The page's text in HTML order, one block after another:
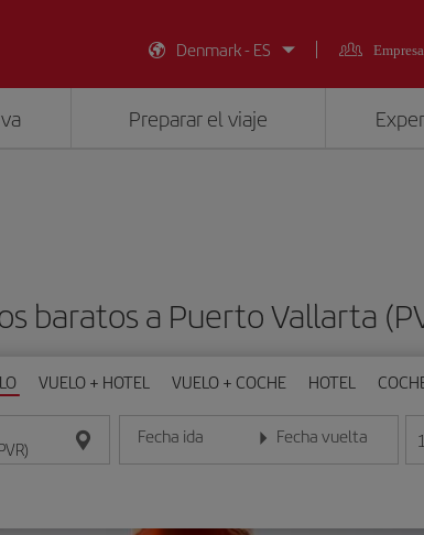
Denmark - ES
Preparar el viaje
baratos a Puerto Vallarta
VUELO + HOTEL VUELO + COCHE HOTEL
Fecha ida
Introduce la fecha en formato día/mes/año
Fecha vuelta
Introduce la fecha en 1